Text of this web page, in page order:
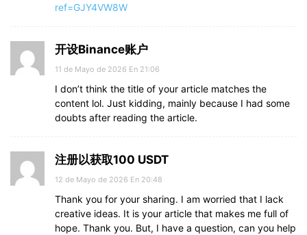
ref=GJY4VW8W
开设Binance账户
11 de Mayo de 2026 En 21:06
I don’t think the title of your article matches the
content lol. Just kidding, mainly because I had some
doubts after reading the article.
注册以获取100 USDT
12 de Mayo de 2026 En 20:48
Thank you for your sharing. I am worried that I lack
creative ideas. It is your article that makes me full of
hope. Thank you. But, I have a question, can you help